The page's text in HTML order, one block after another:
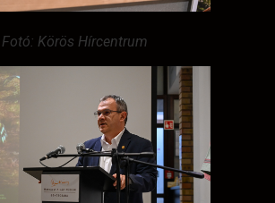
Fotó: Körös Hírcentrum